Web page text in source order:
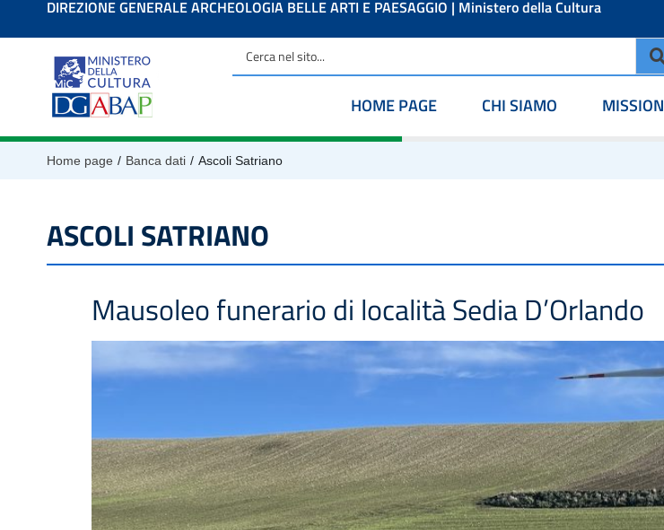
contenutoDIREZIONE GENERALE ARCHEOLOGIA BELLE ARTI E PAESAGGIO | Ministero della Cultura
HOME PAGE CHI SIAMO MISSION
Home page / Banca dati / Ascoli Satriano
ASCOLI SATRIANO
Mausoleo funerario di località Sedia D’Orlando